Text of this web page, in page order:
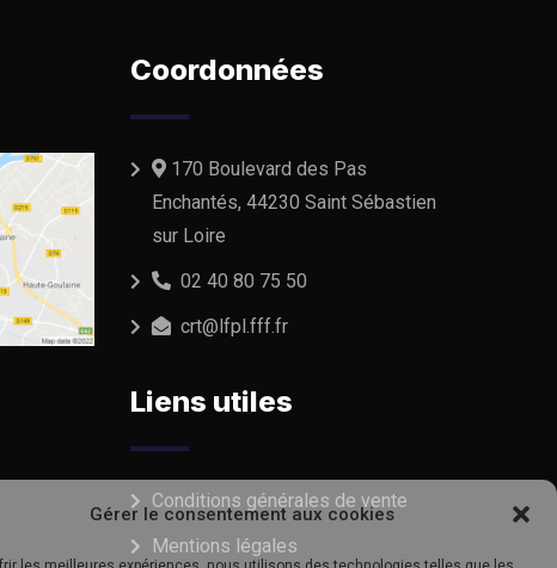
Gérer le consentement aux cookies
Coordonnées
170 Boulevard des Pas
Enchantés, 44230 Saint Sébastien
sur Loire
02 40 80 75 50
crt@lfpl.fff.fr
Liens utiles
Conditions générales de vente
Mentions légales